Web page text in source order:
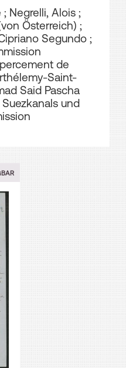
; Negrelli, Alois;
Österreich) ;
Segundo;
de
Saint-
Said Pascha
und